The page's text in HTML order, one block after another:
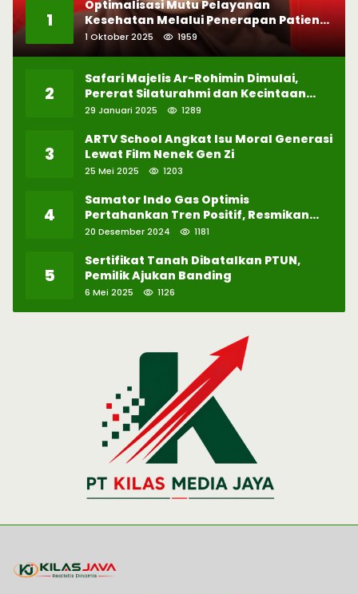
1
Optimalisasi Mutu Pelayanan
Kesehatan Melalui Penerapan Patient
Safety
1 Oktober 2025 1959
2
Safari Majelis Ar-Rohimin Dimulai,
Pererat Silaturahmi dan Kecintaan
pada Selawat
29 Januari 2025 1289
3
ARTV School Angkat Isu Moral Generasi
Lewat Film Nenek Gen Zi
25 Mei 2025 1203
4
Samator Indo Gas Optimis
Pertahankan Tren Positif, Resmikan
Pabrik Hidrogen ke-57 di Batam
20 Desember 2024 1181
5
Sertifikat Tanah Dibatalkan PTUN,
Pemilik Ajukan Banding
6 Mei 2025 1126